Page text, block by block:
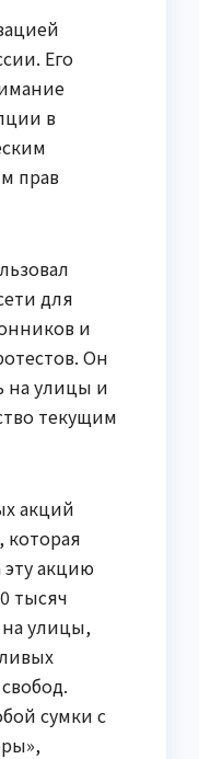
Его
в
прав
для
и
Он
на улицы и
текущим
акций
которая
эту акцию
тысяч
улицы,
сумки с